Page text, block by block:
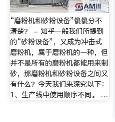
“磨粉机和砂粉设备”傻傻分不
清楚？ - 知乎一般我们所提到
的“砂粉设备”，又成为冲击式
磨粉机，属于磨粉机的一种，但
并不是所有的磨粉机都能用来制
砂，那磨粉机和砂粉设备之间又
有什么？今天我们来深究以下：
1、生产线中使用顺序不同。 …